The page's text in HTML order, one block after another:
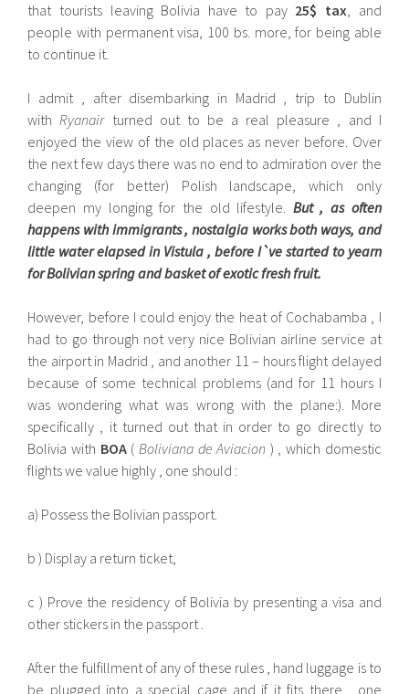
that tourists leaving Bolivia have to pay 25$ tax, and
people with permanent visa, 100 bs. more, for being able
to continue it.
I admit , after disembarking in Madrid , trip to Dublin
withRyanairturned out to be a real pleasure , and I
enjoyed the view of the old places as never before. Over
the next few days there was no end to admiration over the
changing (for better) Polish landscape, which only
deepen my longing for the old lifestyle. But , as often
happens with immigrants , nostalgia works both ways, and
little water elapsed in Vistula , before I`ve started to yearn
for Bolivian spring and basket of exotic fresh fruit.
However, before I could enjoy the heat of Cochabamba , I
had to go through not very nice Bolivian airline service at
the airport in Madrid , and another 11 – hours flight delayed
because of some technical problems (and for 11 hours I
was wondering what was wrong with the plane:). More
specifically , it turned out that in order to go directly to
Bolivia with BOA( Boliviana de Aviacion ) , which domestic
flights we value highly , one should :
a) Possess the Bolivian passport.
b ) Display a return ticket,
c ) Prove the residency of Bolivia by presenting a visa and
other stickers in the passport .
After the fulfillment of any of these rules , hand luggage is to
be plugged into a special cage and if it fits there , one